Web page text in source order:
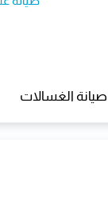
صيانة الغسالات